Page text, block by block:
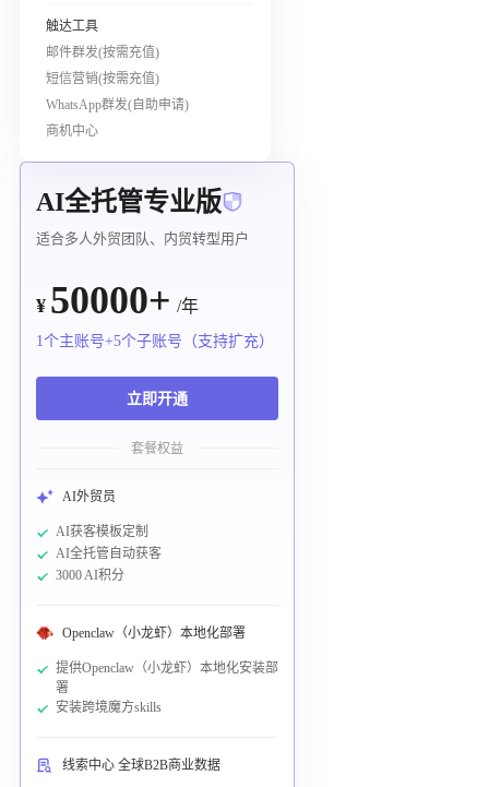
触达工具
邮件群发(按需充值)
短信营销(按需充值)
WhatsApp群发(自助申请)
商机中心
AI全托管专业版
适合多人外贸团队、内贸转型用户
¥ 50000+ /年
1个主账号+5个子账号（支持扩充）
立即开通
套餐权益
AI外贸员
AI获客模板定制
AI全托管自动获客
3000 AI积分
Openclaw（小龙虾）本地化部署
提供Openclaw（小龙虾）本地化安装部
署
安装跨境魔方skills
线索中心 全球B2B商业数据